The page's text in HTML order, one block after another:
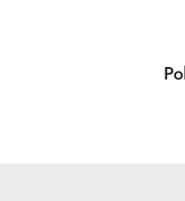
Pomiń karuzelę